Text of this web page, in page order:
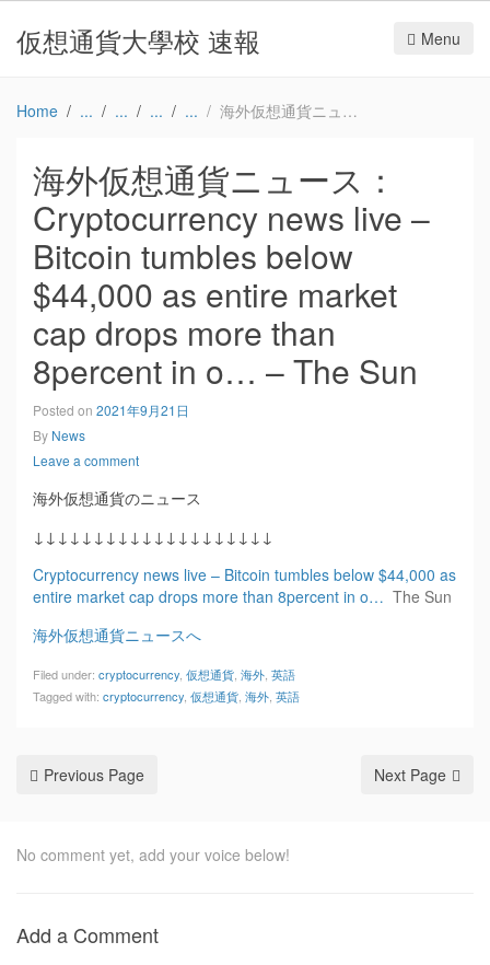
仮想通貨大學校 速報 Menu
Home 海外仮想通貨ニュース：Cryptocurrency news live – Bitcoin tumbles below $44,000 as entire market cap drops more than 8percent in o… – The Sun
海外仮想通貨ニュース：
Cryptocurrency news live –
Bitcoin tumbles below
$44,000 as entire market
cap drops more than
8percent in o… – The Sun
Posted on 2021年9月21日
By News
Leave a comment
海外仮想通貨のニュース
↓↓↓↓↓↓↓↓↓↓↓↓↓↓↓↓↓↓↓↓
Cryptocurrency news live – Bitcoin tumbles below $44,000 as
entire market cap drops more than 8percent in o… The Sun
海外仮想通貨ニュースへ
Filed under: cryptocurrency 仮想通貨 海外 英語
Tagged with: cryptocurrency 仮想通貨 海外 英語
Previous Page Next Page
No comment yet, add your voice below!
Add a Comment